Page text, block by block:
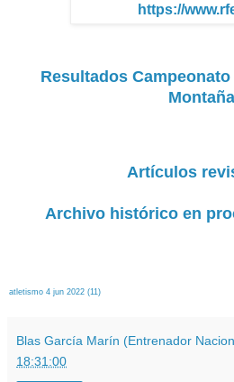
https://
Resultados
Montaña
Artículos
Archivo histórico en
atletismo 4 jun 2022 (11)
Blas García Marín (Entrenador
18:31:00